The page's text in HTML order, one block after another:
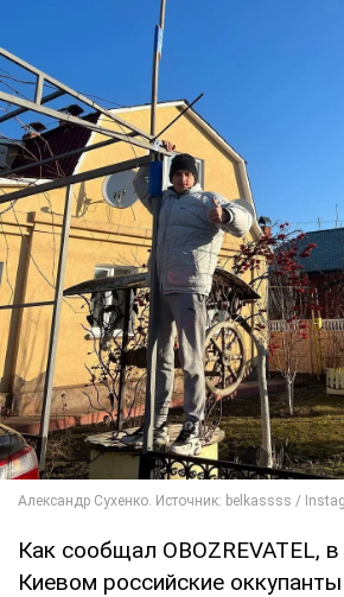
Как сообщал OBOZREVATEL,
Киевом российские оккупанты